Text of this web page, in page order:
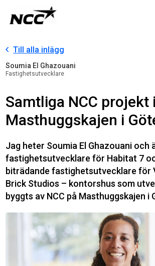
Till alla inlägg
Soumia El Ghazouani
Fastighetsutvecklare
Samtliga NCC projekt
Masthuggskajen i
Jag heter Soumia El Ghazouani och
fastighetsutvecklare för Habitat 7
biträdande fastighetsutvecklare för
Brick Studios – kontorshus som
byggts av NCC på Masthuggskajen i